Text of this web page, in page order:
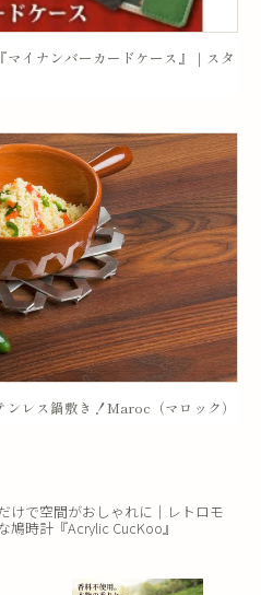
イナンバーカードケース』｜スタ
レス鍋敷き！Maroc（マロック）
けで空間がおしゃれに｜レトロモ
鳩時計『Acrylic CucKoo』